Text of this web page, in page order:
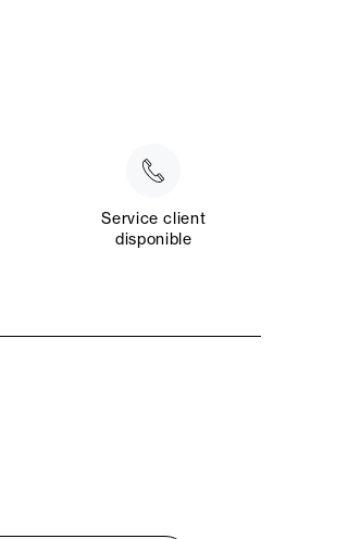
Service client
disponible